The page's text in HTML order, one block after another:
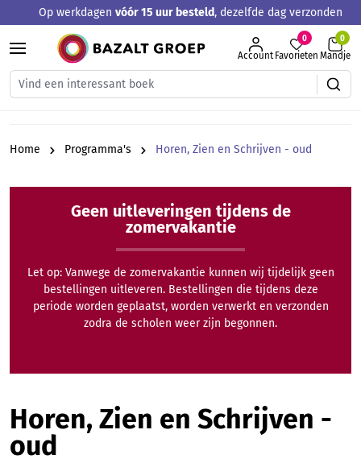
Op werkdagen vóór 15 uur besteld, dezelfde dag verzonden
Account Favorieten Mandje
0
Home Programma's Horen, Zien en Schrijven - oud
Geen uitleveringen tijdens de
zomervakantie
Let op: Vanwege de zomervakantie kunnen wij tijdelijk geen
bestellingen uitleveren. Bestellingen die tijdens deze
periode worden geplaatst, worden verwerkt en verzonden
zodra de scholen weer zijn begonnen.
Horen, Zien en Schrijven -
oud